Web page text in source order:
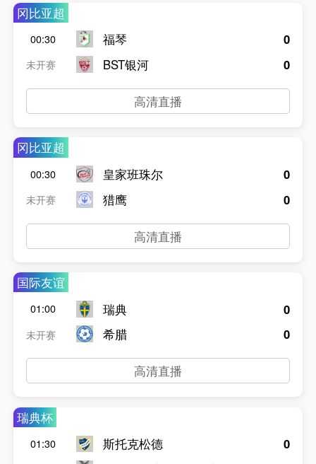
冈比亚超
00:30
未开赛
福琴
BST银河
0
0
高清直播
冈比亚超
00:30
未开赛
皇家班珠尔
猎鹰
0
0
高清直播
国际友谊
01:00
未开赛
瑞典
希腊
0
0
高清直播
瑞典杯
01:30
斯托克松德
0